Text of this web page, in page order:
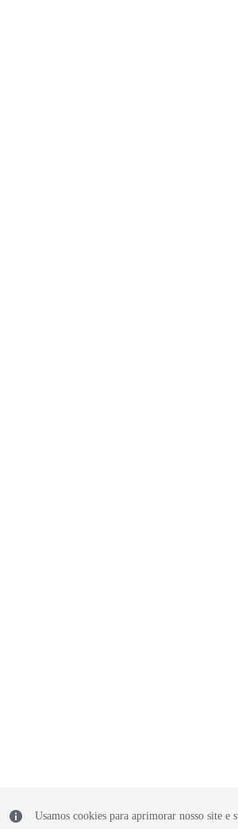
Usamos cookies para aprimorar nosso site e